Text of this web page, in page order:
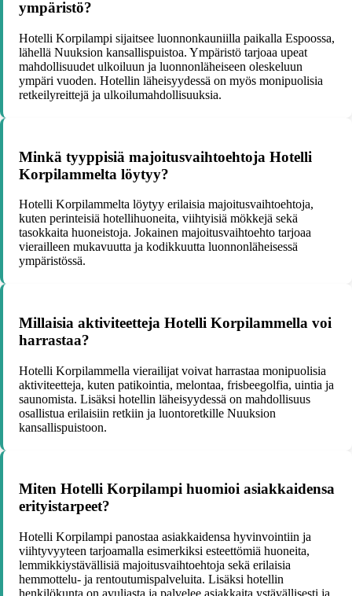
ympäristö?
Hotelli Korpilampi sijaitsee luonnonkauniilla paikalla Espoossa,
lähellä Nuuksion kansallispuistoa. Ympäristö tarjoaa upeat
mahdollisuudet ulkoiluun ja luonnonläheiseen oleskeluun
ympäri vuoden. Hotellin läheisyydessä on myös monipuolisia
retkeilyreittejä ja ulkoilumahdollisuuksia.
Minkä tyyppisiä majoitusvaihtoehtoja Hotelli
Korpilammelta löytyy?
Hotelli Korpilammelta löytyy erilaisia majoitusvaihtoehtoja,
kuten perinteisiä hotellihuoneita, viihtyisiä mökkejä sekä
tasokkaita huoneistoja. Jokainen majoitusvaihtoehto tarjoaa
vierailleen mukavuutta ja kodikkuutta luonnonläheisessä
ympäristössä.
Millaisia aktiviteetteja Hotelli Korpilammella voi
harrastaa?
Hotelli Korpilammella vierailijat voivat harrastaa monipuolisia
aktiviteetteja, kuten patikointia, melontaa, frisbeegolfia, uintia ja
saunomista. Lisäksi hotellin läheisyydessä on mahdollisuus
osallistua erilaisiin retkiin ja luontoretkille Nuuksion
kansallispuistoon.
Miten Hotelli Korpilampi huomioi asiakkaidensa
erityistarpeet?
Hotelli Korpilampi panostaa asiakkaidensa hyvinvointiin ja
viihtyvyyteen tarjoamalla esimerkiksi esteettömiä huoneita,
lemmikkiystävällisiä majoitusvaihtoehtoja sekä erilaisia
hemmottelu- ja rentoutumispalveluita. Lisäksi hotellin